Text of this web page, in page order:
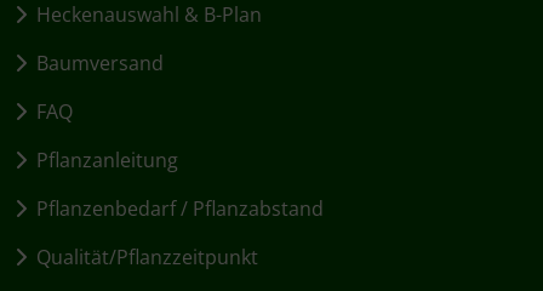
Heckenauswahl & B-Plan
Baumversand
FAQ
Pflanzanleitung
Pflanzenbedarf / Pflanzabstand
Qualität/Pflanzzeitpunkt